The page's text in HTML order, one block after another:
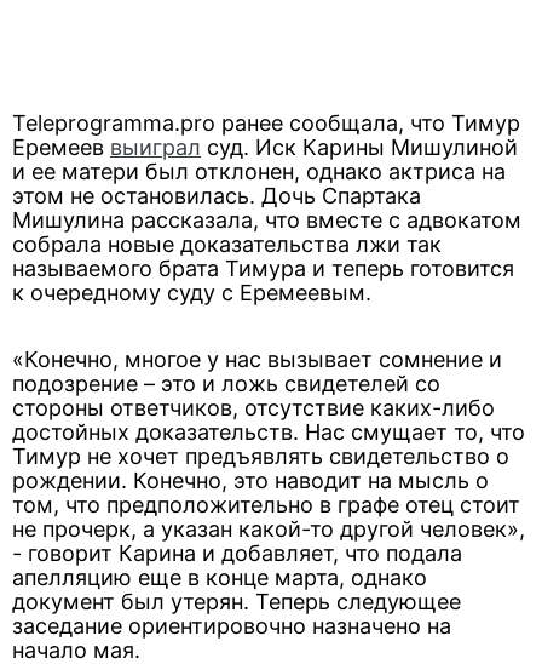
Teleprogramma.pro ранее сообщала, что Тимур
Еремеев выиграл суд. Иск Карины Мишулиной
и ее матери был отклонен, однако актриса на
этом не остановилась. Дочь Спартака
Мишулина рассказала, что вместе с адвокатом
собрала новые доказательства лжи так
называемого брата Тимура и теперь готовится
к очередному суду с Еремеевым.
«Конечно, многое у нас вызывает сомнение и
подозрение – это и ложь свидетелей со
стороны ответчиков, отсутствие каких-либо
достойных доказательств. Нас смущает то, что
Тимур не хочет предъявлять свидетельство о
рождении. Конечно, это наводит на мысль о
том, что предположительно в графе отец стоит
не прочерк, а указан какой-то другой человек»,
- говорит Карина и добавляет, что подала
апелляцию еще в конце марта, однако
документ был утерян. Теперь следующее
заседание ориентировочно назначено на
начало мая.